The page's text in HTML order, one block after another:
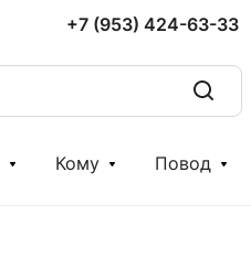
+7 (953) 424-63-33
Кому Повод